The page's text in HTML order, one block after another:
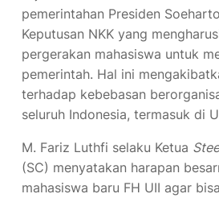
pemerintahan Presiden
Keputusan NKK yang
pergerakan mahasiswa untuk
pemerintah. Hal ini
terhadap kebebasan
seluruh Indonesia, termasuk di
M. Fariz Luthfi selaku Ketua
(SC) menyatakan harapan
mahasiswa baru FH UII agar